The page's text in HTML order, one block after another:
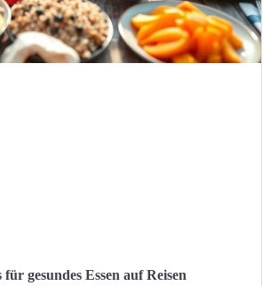
gesundes Essen auf Reisen